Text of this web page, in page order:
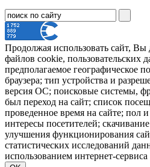
Продолжая использовать сайт, Вы
файлов cookie, пользовательских
предполагаемое географическое
браузера; тип устройства и
версия ОС; поисковые системы,
был переход на сайт; список
проведенное время на сайте; пол и
интересы посетителей;
улучшения функционирования
статистических исследований
использованием интернет-